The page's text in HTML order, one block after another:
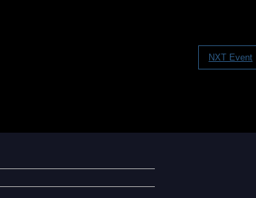
NXT Event